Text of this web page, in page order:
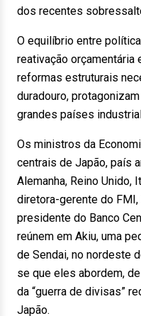
dos recentes
O equilíbrio entre
reativação orçamentária
reformas estruturais
duradouro,
grandes países
Os ministros da
centrais de Japão, país
Alemanha, Reino Unido,
diretora-gerente do
presidente do Banco
reúnem em Akiu, uma
de Sendai, no nordeste
se que eles abordem,
da “guerra de divisas”
Japão.